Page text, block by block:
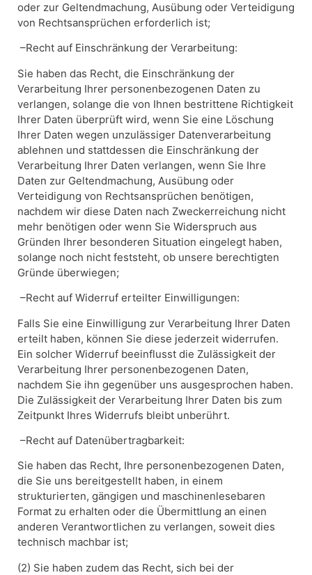
oder zur Geltendmachung, Ausübung oder Verteidigung
von Rechtsansprüchen erforderlich ist;
–Recht auf Einschränkung der Verarbeitung:
Sie haben das Recht, die Einschränkung der
Verarbeitung Ihrer personenbezogenen Daten zu
verlangen, solange die von Ihnen bestrittene Richtigkeit
Ihrer Daten überprüft wird, wenn Sie eine Löschung
Ihrer Daten wegen unzulässiger Datenverarbeitung
ablehnen und stattdessen die Einschränkung der
Verarbeitung Ihrer Daten verlangen, wenn Sie Ihre
Daten zur Geltendmachung, Ausübung oder
Verteidigung von Rechtsansprüchen benötigen,
nachdem wir diese Daten nach Zweckerreichung nicht
mehr benötigen oder wenn Sie Widerspruch aus
Gründen Ihrer besonderen Situation eingelegt haben,
solange noch nicht feststeht, ob unsere berechtigten
Gründe überwiegen;
–Recht auf Widerruf erteilter Einwilligungen:
Falls Sie eine Einwilligung zur Verarbeitung Ihrer Daten
erteilt haben, können Sie diese jederzeit widerrufen.
Ein solcher Widerruf beeinflusst die Zulässigkeit der
Verarbeitung Ihrer personenbezogenen Daten,
nachdem Sie ihn gegenüber uns ausgesprochen haben.
Die Zulässigkeit der Verarbeitung Ihrer Daten bis zum
Zeitpunkt Ihres Widerrufs bleibt unberührt.
–Recht auf Datenübertragbarkeit:
Sie haben das Recht, Ihre personenbezogenen Daten,
die Sie uns bereitgestellt haben, in einem
strukturierten, gängigen und maschinenlesebaren
Format zu erhalten oder die Übermittlung an einen
anderen Verantwortlichen zu verlangen, soweit dies
technisch machbar ist;
(2) Sie haben zudem das Recht, sich bei der